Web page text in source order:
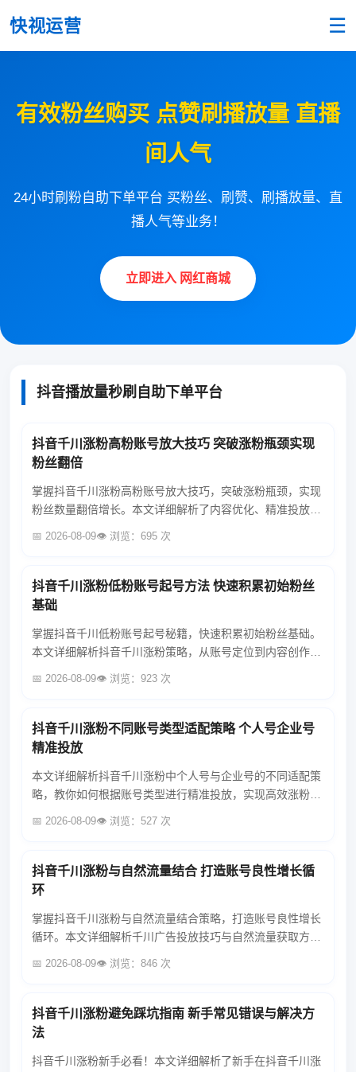
快视运营 ☰
有效粉丝购买 点赞刷播放量 直播
间人气
24小时刷粉自助下单平台 买粉丝、刷赞、刷播放量、直
播人气等业务！
立即进入 网红商城
抖音播放量秒刷自助下单平台
抖音千川涨粉高粉账号放大技巧 突破涨粉瓶颈实现
粉丝翻倍
掌握抖音千川涨粉高粉账号放大技巧，突破涨粉瓶颈，实现
粉丝数量翻倍增长。本文详细解析了内容优化、精准投放、
📅 2026-08-09👁️ 浏览：695 次
抖音千川涨粉低粉账号起号方法 快速积累初始粉丝
基础
掌握抖音千川低粉账号起号秘籍，快速积累初始粉丝基础。
本文详细解析抖音千川涨粉策略，从账号定位到内容创作，
📅 2026-08-09👁️ 浏览：923 次
抖音千川涨粉不同账号类型适配策略 个人号企业号
精准投放
本文详细解析抖音千川涨粉中个人号与企业号的不同适配策
略，教你如何根据账号类型进行精准投放，实现高效涨粉，
📅 2026-08-09👁️ 浏览：527 次
抖音千川涨粉与自然流量结合 打造账号良性增长循
环
掌握抖音千川涨粉与自然流量结合策略，打造账号良性增长
循环。本文详细解析千川广告投放技巧与自然流量获取方
📅 2026-08-09👁️ 浏览：846 次
抖音千川涨粉避免踩坑指南 新手常见错误与解决方
法
抖音千川涨粉新手必看！本文详细解析了新手在抖音千川涨